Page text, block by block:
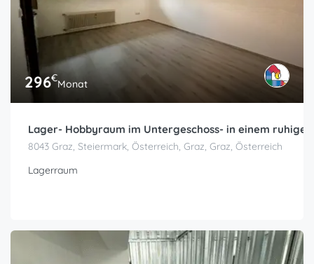
296€Monat
Lager- Hobbyraum im Untergeschoss- in einem ruhigen
8043 Graz, Steiermark, Österreich, Graz, Graz, Österreich
Lagerraum